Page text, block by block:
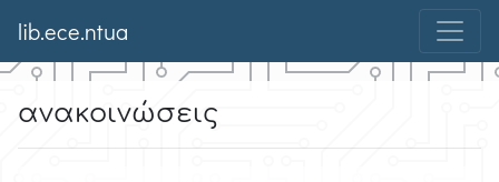
lib.ece.ntua
ανακοινώσεις